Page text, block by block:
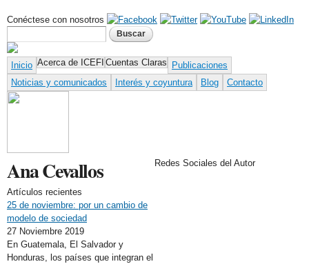
Conéctese con nosotros
Formulario de búsqueda
Inicio Acerca de ICEFI Cuentas Claras
Publicaciones
Noticias y comunicados
Interés y coyuntura Blog Contacto
Ana Cevallos
Artículos recientes
25 de noviembre: por un cambio de
modelo de sociedad
27 Noviembre 2019
En Guatemala, El Salvador y
Honduras, los países que integran el
Redes Sociales del Autor